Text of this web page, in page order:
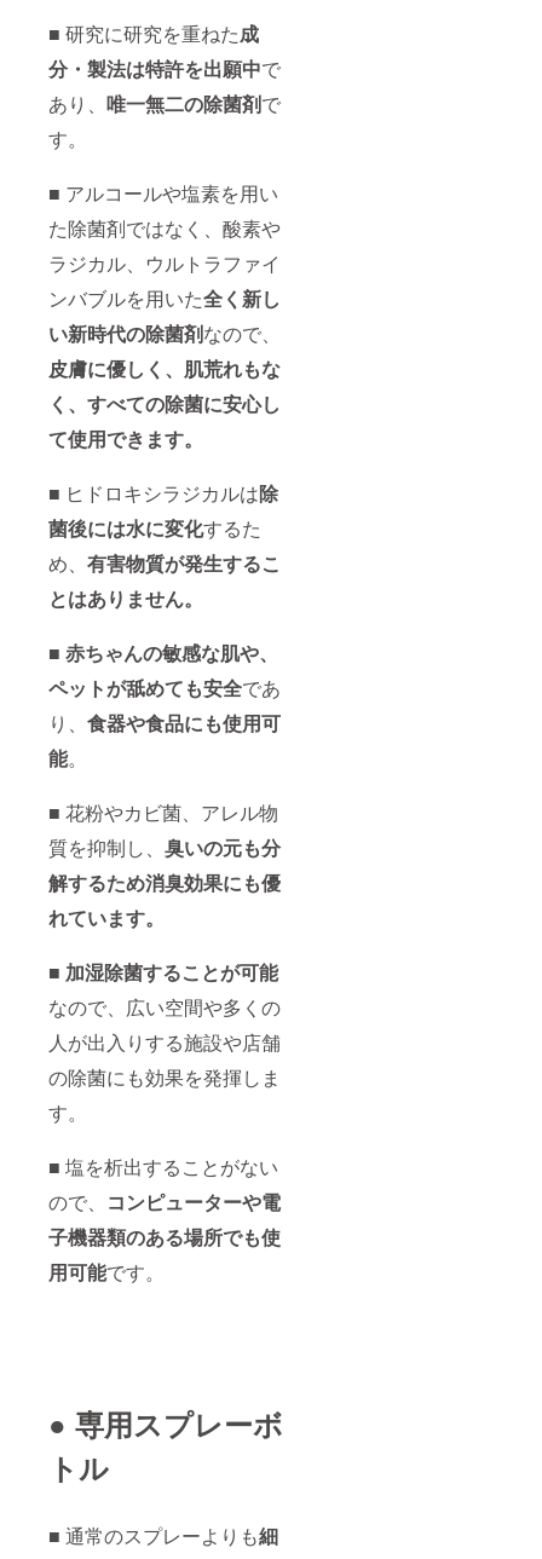
■ 研究に研究を重ねた成
分・製法は特許を出願中で
あり、 唯一無二の除菌剤で
す。
■ アルコールや塩素を用い
た除菌剤ではなく、酸素や
ラジカル、ウルトラファイ
ンバブルを用いた全く新し
い新時代の除菌剤なので、
皮膚に優しく、肌荒れもな
く、すべての除菌に安心し
て使用できます。
■ ヒドロキシラジカルは除
菌後には水に変化するた
め、 有害物質が発生するこ
とはありません。
■ 赤ちゃんの敏感な肌や、
ペットが舐めても安全であ
り、 食器や食品にも使用可
能。
■ 花粉やカビ菌、アレル物
質を抑制し、 臭いの元も分
解するため消臭効果にも優
れています。
■ 加湿除菌することが可能
なので、広い空間や多くの
人が出入りする施設や店舗
の除菌にも効果を発揮しま
す。
■ 塩を析出することがない
ので、 コンピューターや電
子機器類のある場所でも使
用可能です。
● 専用スプレーボ
トル
■ 通常のスプレーよりも細